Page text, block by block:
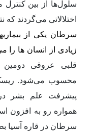
سلول‌ها از بین
اختلالاتی می‌گردند
سرطان یکی از
زیادی از انسان ها را
قلبی عروقی
محسوب می‌شود. ریسک
پیشرفت علم بشر در
همواره رو به افزون
سرطان در قاره آسیا